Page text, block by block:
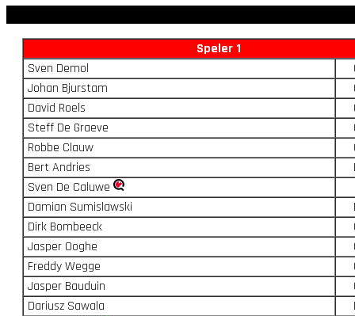
Speler 1
Sven Demol
Johan Bjurstam
David Roels
Steff De Graeve
Robbe Clauw
Bert Andries
Sven De Caluwe
Damian Sumislawski
Dirk Bombeeck
Jasper Ooghe
Freddy Wegge
Jasper Bauduin
Dariusz Sawala